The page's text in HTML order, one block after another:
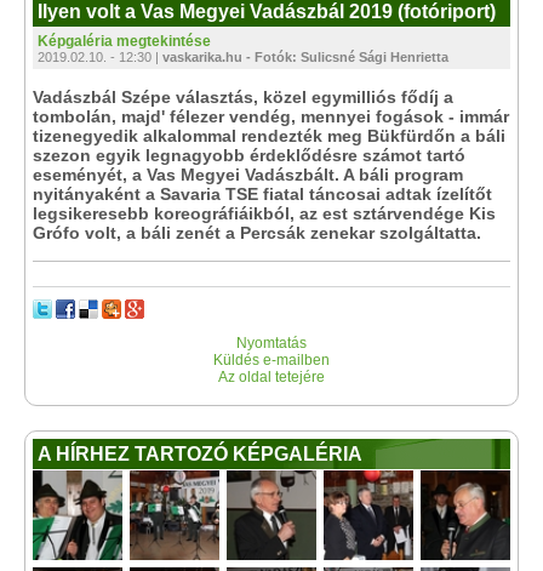
Ilyen volt a Vas Megyei Vadászbál 2019 (fotóriport)
Képgaléria megtekintése
2019.02.10. - 12:30 | vaskarika.hu - Fotók: Sulicsné Sági Henrietta
Vadászbál Szépe választás, közel egymilliós fődíj a
tombolán, majd' félezer vendég, mennyei fogások - immár
tizenegyedik alkalommal rendezték meg Bükfürdőn a báli
szezon egyik legnagyobb érdeklődésre számot tartó
eseményét, a Vas Megyei Vadászbált. A báli program
nyitányaként a Savaria TSE fiatal táncosai adtak ízelítőt
legsikeresebb koreográfiáikból, az est sztárvendége Kis
Grófo volt, a báli zenét a Percsák zenekar szolgáltatta.
Nyomtatás
Küldés e-mailben
Az oldal tetejére
A HÍRHEZ TARTOZÓ KÉPGALÉRIA